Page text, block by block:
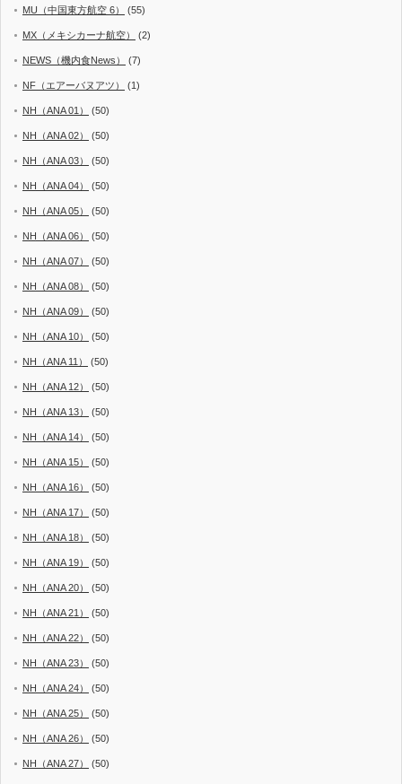
MU（中国東方航空 6） (55)
MX（メキシカーナ航空） (2)
NEWS（機内食News） (7)
NF（エアーバヌアツ） (1)
NH（ANA 01） (50)
NH（ANA 02） (50)
NH（ANA 03） (50)
NH（ANA 04） (50)
NH（ANA 05） (50)
NH（ANA 06） (50)
NH（ANA 07） (50)
NH（ANA 08） (50)
NH（ANA 09） (50)
NH（ANA 10） (50)
NH（ANA 11） (50)
NH（ANA 12） (50)
NH（ANA 13） (50)
NH（ANA 14） (50)
NH（ANA 15） (50)
NH（ANA 16） (50)
NH（ANA 17） (50)
NH（ANA 18） (50)
NH（ANA 19） (50)
NH（ANA 20） (50)
NH（ANA 21） (50)
NH（ANA 22） (50)
NH（ANA 23） (50)
NH（ANA 24） (50)
NH（ANA 25） (50)
NH（ANA 26） (50)
NH（ANA 27） (50)